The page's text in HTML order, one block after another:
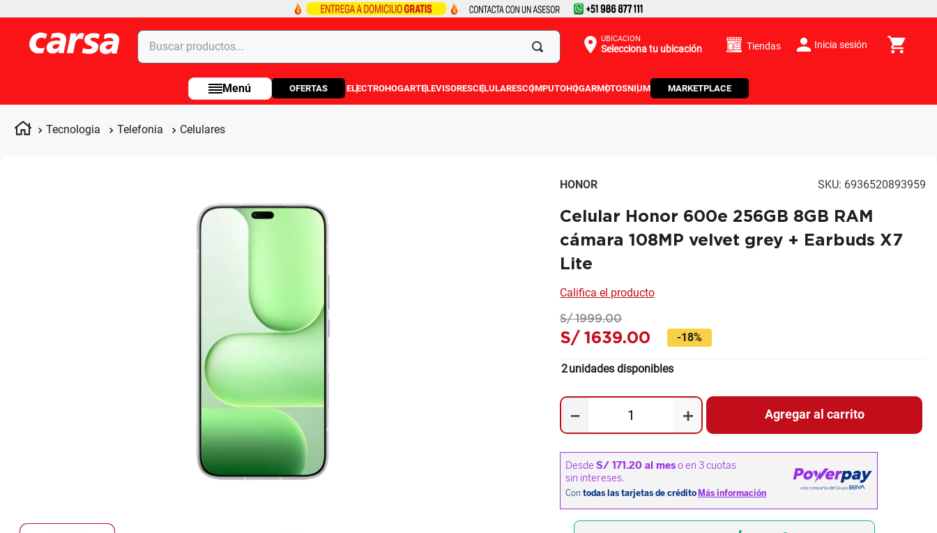
Buscar productos... UBICACIÓN
Selecciona tu ubicación Tiendas Inicia sesión
OFERTAS ELECTROHOGARTELEVISORESCELULARESCOMPUTOHOGARMOTOSNIUM MARKETPLACE
Tecnologia Telefonia Celulares
HONOR SKU: 6936520893959
Celular Honor 600e 256GB 8GB RAM
cámara 108MP velvet grey + Earbuds X7
Lite
Califica el producto
S/ 1999.00
S/ 1639.00 -18%
2unidades disponibles
＋
－ Agregar al carrito
Términos más buscados